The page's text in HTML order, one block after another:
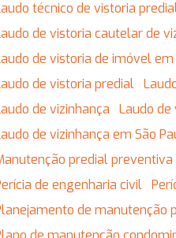
Laudo técnico de vistoria
Laudo de vistoria cautelar de
Laudo de vistoria de imóvel
Laudo de vistoria predial
Laudo de vizinhança
Laudo
Laudo de vizinhança em São
Manutenção predial
Perícia de engenharia civil
Planejamento de manutenção